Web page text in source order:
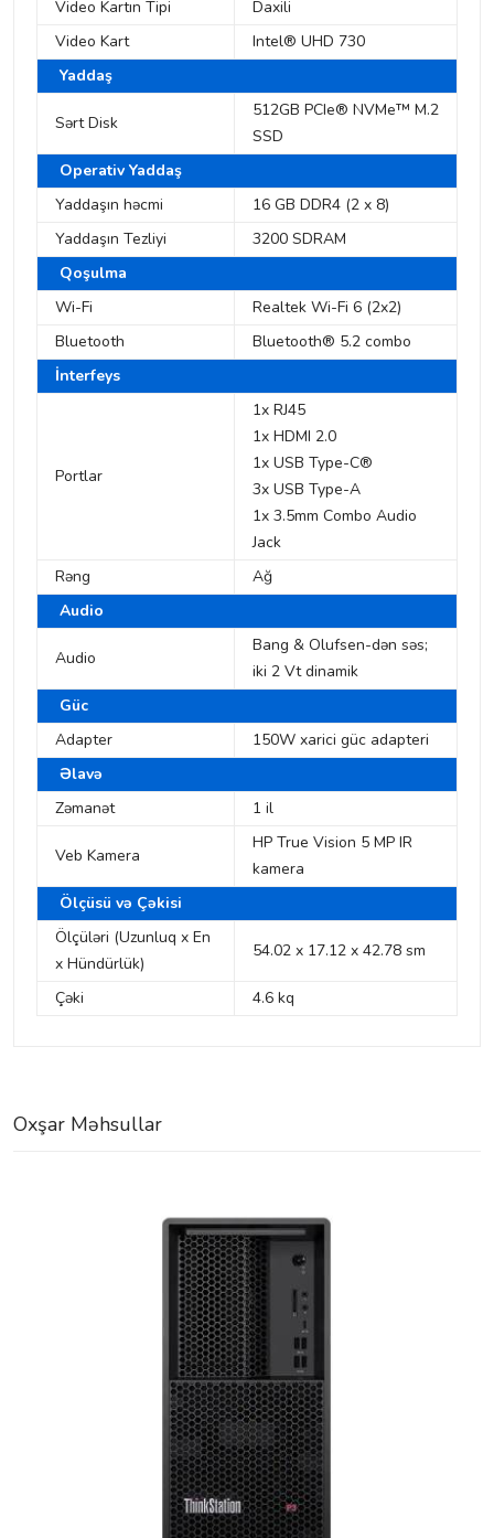
Video Kartın Tipi
Daxili
Video Kart
Intel® UHD 730
Yaddaş
Sərt Disk
512GB PCIe® NVMe™ M.2
SSD
Operativ Yaddaş
Yaddaşın həcmi
16 GB DDR4 (2 x 8)
Yaddaşın Tezliyi
3200 SDRAM
Qoşulma
Wi-Fi
Realtek Wi-Fi 6 (2x2)
Bluetooth
Bluetooth® 5.2 combo
İnterfeys
Portlar
1x RJ45
1x HDMI 2.0
1x USB Type-C®
3x USB Type-A
1x 3.5mm Combo Audio
Jack
Rəng
Ağ
Audio
Audio
Bang & Olufsen-dən səs;
iki 2 Vt dinamik
Güc
Adapter
150W xarici güc adapteri
Əlavə
Zəmanət
1 il
Veb Kamera
HP True Vision 5 MP IR
kamera
Ölçüsü və Çəkisi
Ölçüləri (Uzunluq x En
x Hündürlük)
54.02 x 17.12 x 42.78 sm
Çəki 4.6 kq
Oxşar Məhsullar